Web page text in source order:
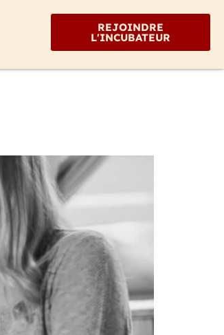
REJOINDRE
L'INCUBATEUR